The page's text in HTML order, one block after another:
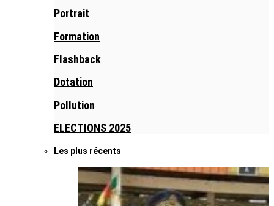
Portrait
Formation
Flashback
Dotation
Pollution
ELECTIONS 2025
Les plus récents